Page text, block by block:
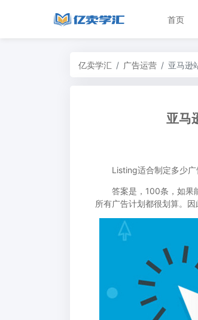
首页
亿卖学汇 广告运营 亚马逊
亚马
Listing适合制定多少广
答案是，100条，如果能
所有广告计划都很划算。